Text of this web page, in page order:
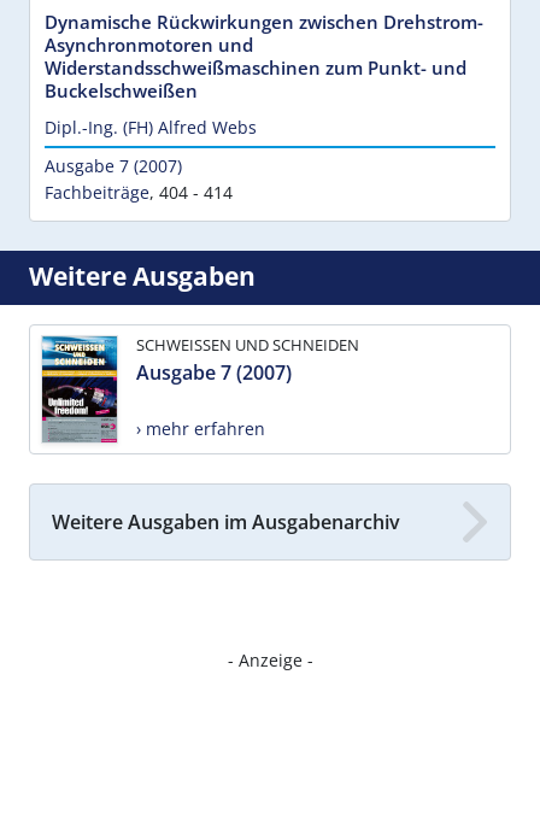
Dynamische Rückwirkungen zwischen Drehstrom-
Asynchronmotoren und
Widerstandsschweißmaschinen zum Punkt- und
Buckelschweißen
Dipl.-Ing. (FH) Alfred Webs
Ausgabe 7 (2007)
Fachbeiträge, 404 - 414
Weitere Ausgaben
SCHWEISSEN UND SCHNEIDEN
Ausgabe 7 (2007)
› mehr erfahren
Weitere Ausgaben im Ausgabenarchiv
- Anzeige -